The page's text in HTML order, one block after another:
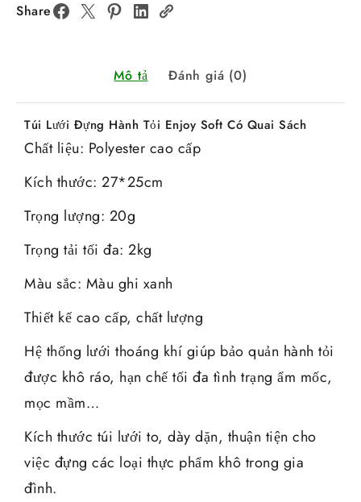
Share
Mô tả Đánh giá (0)
Túi Lưới Đựng Hành Tỏi Enjoy Soft Có Quai Sách
Chất liệu: Polyester cao cấp
Kích thước: 27*25cm
Trọng lượng: 20g
Trọng tải tối đa: 2kg
Màu sắc: Màu ghi xanh
Thiết kế cao cấp, chất lượng
Hệ thống lưới thoáng khí giúp bảo quản hành tỏi
được khô ráo, hạn chế tối đa tình trạng ẩm mốc,
mọc mầm…
Kích thước túi lưới to, dày dặn, thuận tiện cho
việc đựng các loại thực phẩm khô trong gia
đình.